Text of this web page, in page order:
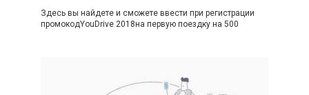
Здесь вы найдете и сможете ввести при регистрации
промокодYouDrive 2018на первую поездку на 500